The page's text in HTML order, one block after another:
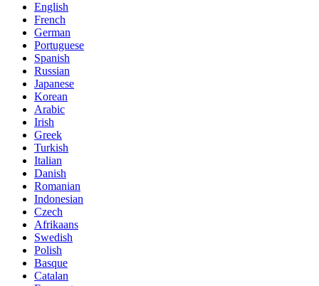
English
French
German
Portuguese
Spanish
Russian
Japanese
Korean
Arabic
Irish
Greek
Turkish
Italian
Danish
Romanian
Indonesian
Czech
Afrikaans
Swedish
Polish
Basque
Catalan